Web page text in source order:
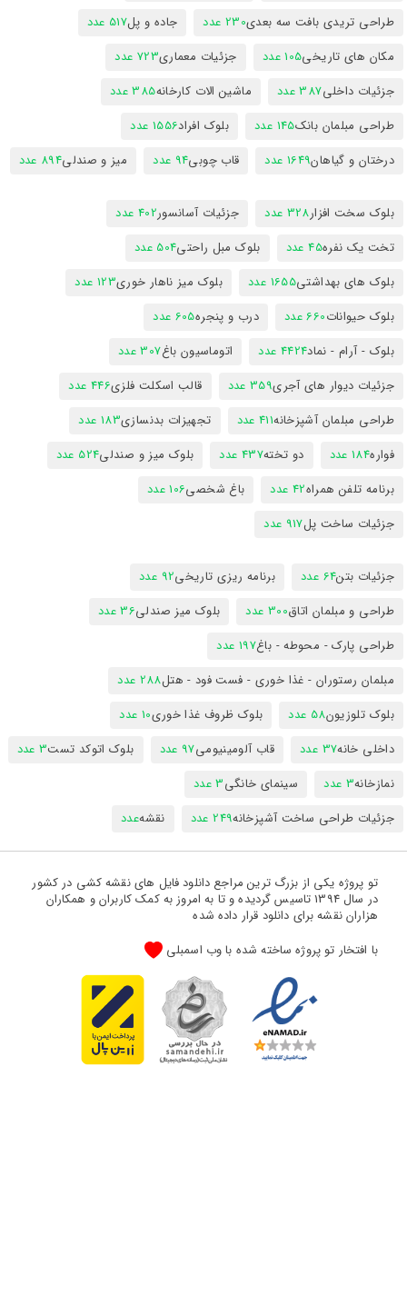
طراحی تریدی بافت سه بعدی230 عدد جاده و پل517 عدد
مکان های تاریخی105 عدد جزئیات معماری723 عدد
جزئیات داخلی387 عدد ماشین الات کارخانه385 عدد
طراحی مبلمان بانک145 عدد بلوک افراد1556 عدد
درختان و گیاهان1649 عدد قاب چوبی94 عدد میز و صندلی894 عدد
بلوک سخت افزار328 عدد جزئیات آسانسور402 عدد
تخت یک نفره45 عدد بلوک مبل راحتی504 عدد
بلوک های بهداشتی1655 عدد بلوک میز ناهار خوری123 عدد
بلوک حیوانات660 عدد درب و پنجره605 عدد
بلوک - آرام - نماد4424 عدد اتوماسیون باغ307 عدد
جزئیات دیوار های آجری359 عدد قالب اسکلت فلزی446 عدد
طراحی مبلمان آشپزخانه411 عدد تجهیزات بدنسازی183 عدد
فواره184 عدد دو تخته437 عدد بلوک میز و صندلی524 عدد
برنامه تلفن همراه42 عدد باغ شخصی106 عدد
جزئیات ساخت پل917 عدد
جزئیات بتن64 عدد برنامه ریزی تاریخی92 عدد
طراحی و مبلمان اتاق300 عدد بلوک میز صندلی36 عدد
طراحی پارک - محوطه - باغ197 عدد
مبلمان رستوران - غذا خوری - فست فود - هتل288 عدد
بلوک تلوزیون58 عدد بلوک ظروف غذا خوری10 عدد
داخلی خانه37 عدد قاب آلومینیومی97 عدد بلوک اتوکد تست3 عدد
نمازخانه3 عدد سینمای خانگی3 عدد
جزئیات طراحی ساخت آشپزخانه249 عدد نقشهعدد
تو پروژه یکی از بزرگ ترین مراجع دانلود فایل های نقشه کشی در کشور
در سال 1394 تاسیس گردیده و تا به امروز به کمک کاربران و همکاران
هزاران نقشه برای دانلود قرار داده شده
با افتخار تو پروژه ساخته شده با وب اسمبلی